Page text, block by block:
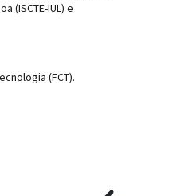
(ISCTE-IUL) e
(FCT).